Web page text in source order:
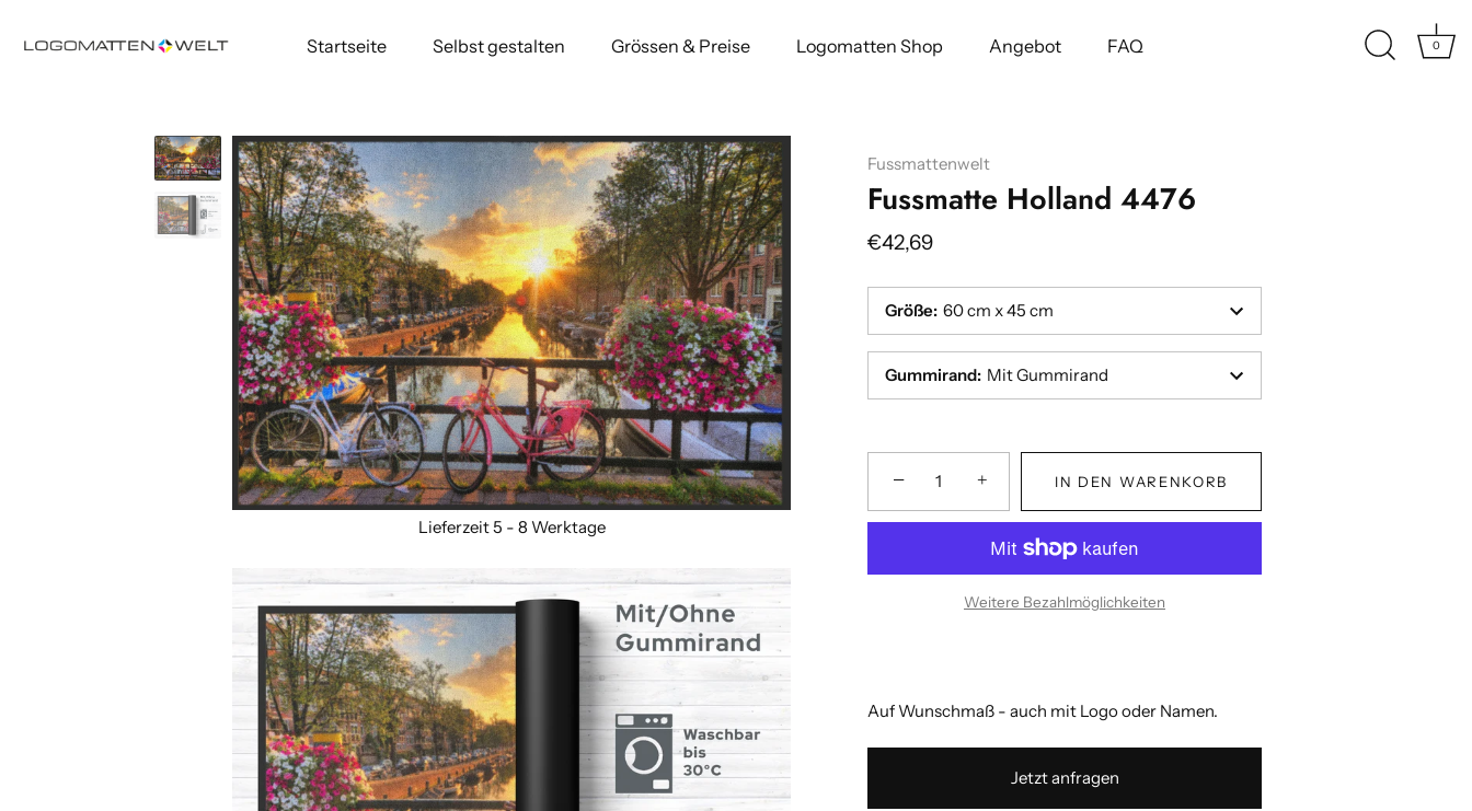
Startseite Selbst gestalten Grössen & Preise Logomatten Shop Angebot FAQ 0
Fussmattenwelt
Fussmatte Holland 4476
€42,69
Größe: 60 cm x 45 cm
Gummirand: Mit Gummirand
− + IN DEN WARENKORB
Weitere Bezahlmöglichkeiten
Auf Wunschmaß - auch mit Logo oder Namen.
Jetzt anfragen